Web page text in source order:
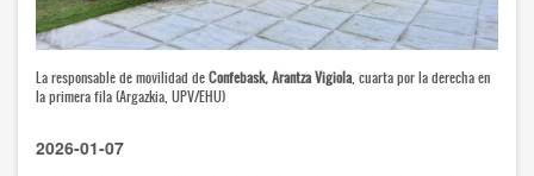
La responsable de movilidad deConfebask, Arantza Vigiola , cuarta por la derecha en
la primera fila (Argazkia, UPV/EHU)
2026-01-07